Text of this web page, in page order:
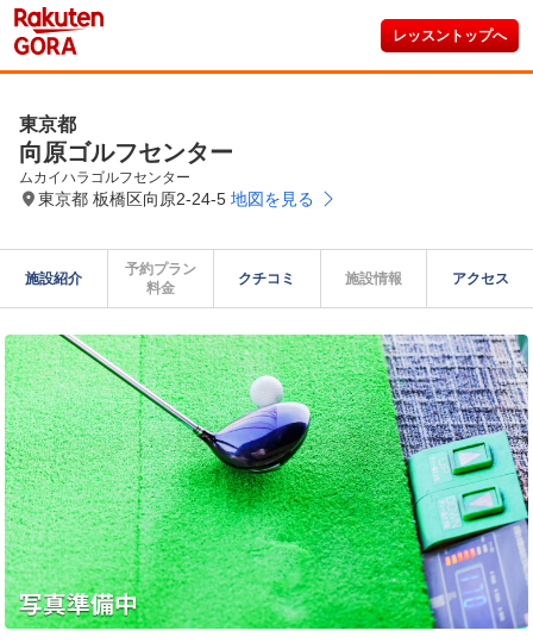
レッスントップへ
東京都
向原ゴルフセンター
ムカイハラゴルフセンター
東京都 板橋区向原2-24-5 地図を見る
施設紹介
予約プラン
料金
クチコミ 施設情報 アクセス